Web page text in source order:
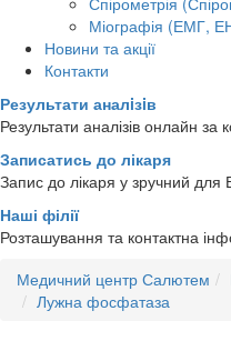
Міографія (ЕМГ,
Новини та акції
Контакти
Результати аналiзiв
Результати аналізів онлайн
Записатись до лікаря
Запис до лікаря у зручний для
Наші філії
Розташування та контактна
Медичний центр Салютем
Лужна фосфатаза